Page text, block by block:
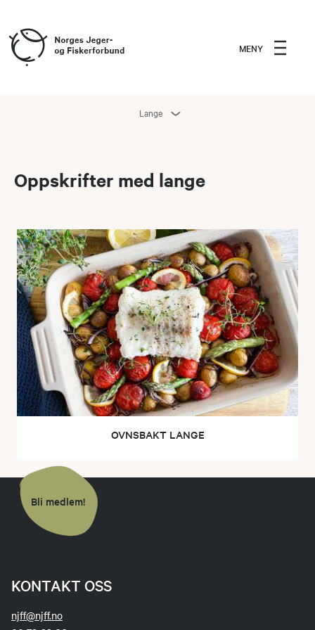
MENY
Lange
Oppskrifter med lange
OVNSBAKT LANGE
Bli medlem!
KONTAKT OSS
njff@njff.no